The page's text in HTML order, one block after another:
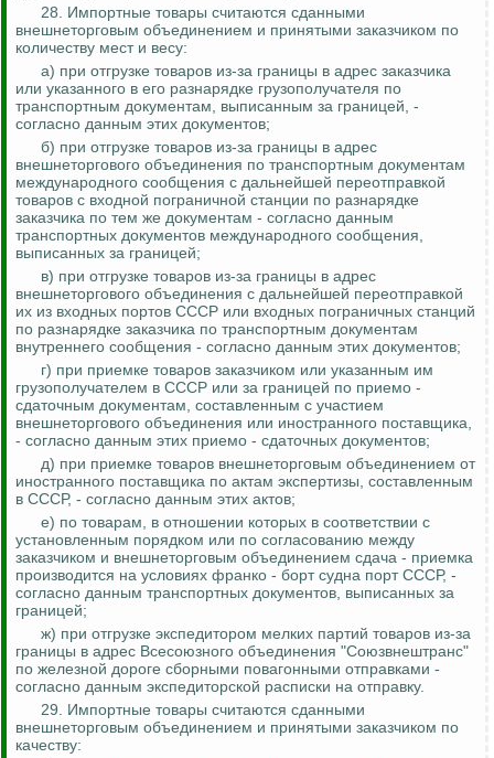
28. Импортные товары считаются сданными
внешнеторговым объединением и принятыми заказчиком по
количеству мест и весу:
а) при отгрузке товаров из-за границы в адрес заказчика
или указанного в его разнарядке грузополучателя по
транспортным документам, выписанным за границей, -
согласно данным этих документов;
б) при отгрузке товаров из-за границы в адрес
внешнеторгового объединения по транспортным документам
международного сообщения с дальнейшей переотправкой
товаров с входной пограничной станции по разнарядке
заказчика по тем же документам - согласно данным
транспортных документов международного сообщения,
выписанных за границей;
в) при отгрузке товаров из-за границы в адрес
внешнеторгового объединения с дальнейшей переотправкой
их из входных портов СССР или входных пограничных станций
по разнарядке заказчика по транспортным документам
внутреннего сообщения - согласно данным этих документов;
г) при приемке товаров заказчиком или указанным им
грузополучателем в СССР или за границей по приемо -
сдаточным документам, составленным с участием
внешнеторгового объединения или иностранного поставщика,
- согласно данным этих приемо - сдаточных документов;
д) при приемке товаров внешнеторговым объединением от
иностранного поставщика по актам экспертизы, составленным
в СССР, - согласно данным этих актов;
е) по товарам, в отношении которых в соответствии с
установленным порядком или по согласованию между
заказчиком и внешнеторговым объединением сдача - приемка
производится на условиях франко - борт судна порт СССР, -
согласно данным транспортных документов, выписанных за
границей;
ж) при отгрузке экспедитором мелких партий товаров из-за
границы в адрес Всесоюзного объединения "Союзвнештранс"
по железной дороге сборными повагонными отправками -
согласно данным экспедиторской расписки на отправку.
29. Импортные товары считаются сданными
внешнеторговым объединением и принятыми заказчиком по
качеству: